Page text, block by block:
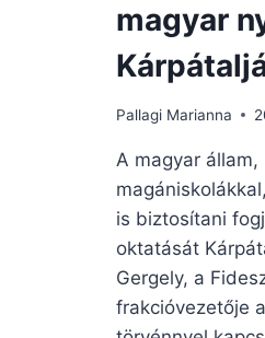
magyar
Pallagi Marianna
A magyar
is biztosítani
oktatását
Gergely, a
frakcióvezetője